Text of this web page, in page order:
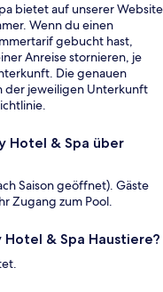
bietet auf unserer Website
Wenn du einen
gebucht hast,
Anreise stornieren, je
Die genauen
der jeweiligen Unterkunft
Hotel & Spa über
Saison geöffnet). Gäste
Zugang zum Pool.
& Spa Haustiere?